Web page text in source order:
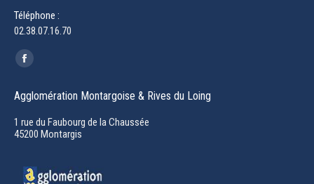
Téléphone :
02.38.07.16.70
Trouvez nous sur :
Facebook
opens
in
new
Agglomération Montargoise & Rives du Loing
1 rue du Faubourg de la Chaussée
45200 Montargis